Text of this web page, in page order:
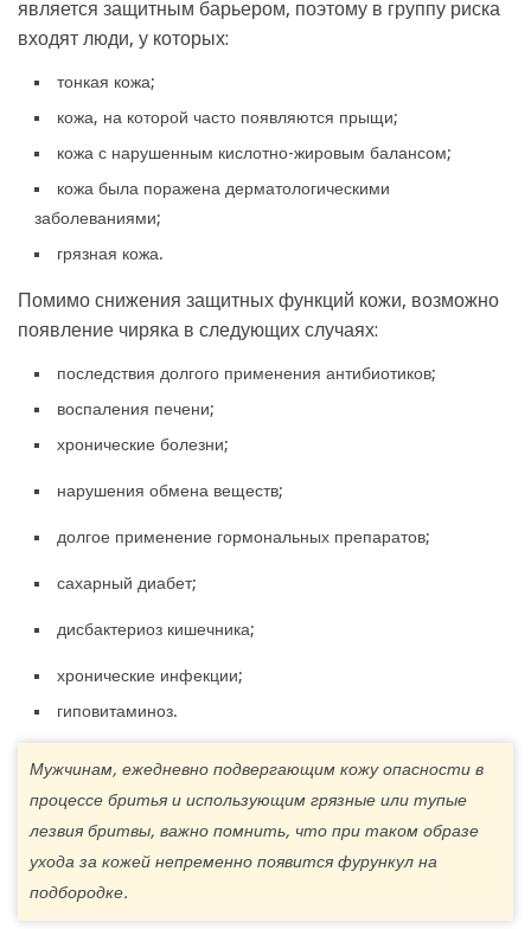
является защитным барьером, поэтому в группу риска
входят люди, у которых:
тонкая кожа;
кожа, на которой часто появляются прыщи;
кожа с нарушенным кислотно-жировым балансом;
кожа была поражена дерматологическими
заболеваниями;
грязная кожа.
Помимо снижения защитных функций кожи, возможно
появление чиряка в следующих случаях:
последствия долгого применения антибиотиков;
воспаления печени;
хронические болезни;
нарушения обмена веществ;
долгое применение гормональных препаратов;
сахарный диабет;
дисбактериоз кишечника;
хронические инфекции;
гиповитаминоз.
Мужчинам, ежедневно подвергающим кожу опасности в
процессе бритья и использующим грязные или тупые
лезвия бритвы, важно помнить, что при таком образе
ухода за кожей непременно появится фурункул на
подбородке.